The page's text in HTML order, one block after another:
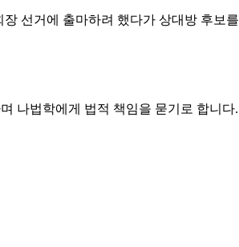
선거에 출마하려 했다가 상대방 후보
나법학에게 법적 책임을 묻기로 합니다.